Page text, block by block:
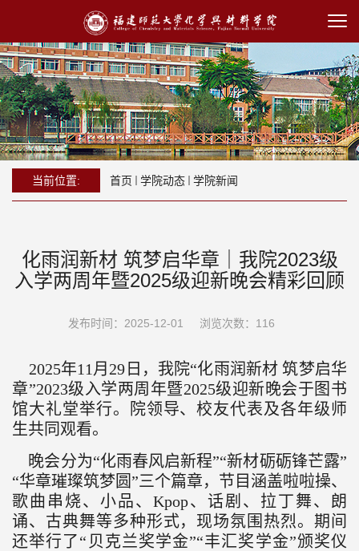
当前位置: 首页 学院动态 学院新闻
化雨润新材 筑梦启华章｜我院2023级
入学两周年暨2025级迎新晚会精彩回顾
发布时间：2025-12-01 浏览次数： 116
2025年11月29日，我院“化雨润新材 筑梦启华
章”2023级入学两周年暨2025级迎新晚会于图书
馆大礼堂举行。院领导、校友代表及各年级师
生共同观看。
晚会分为“化雨春风启新程”“新材砺砺锋芒露”
“华章璀璨筑梦圆”三个篇章，节目涵盖啦啦操、
歌曲串烧、小品、Kpop、话剧、拉丁舞、朗
诵、古典舞等多种形式，现场氛围热烈。期间
还举行了“贝克兰奖学金”“丰汇奖学金”颁奖仪